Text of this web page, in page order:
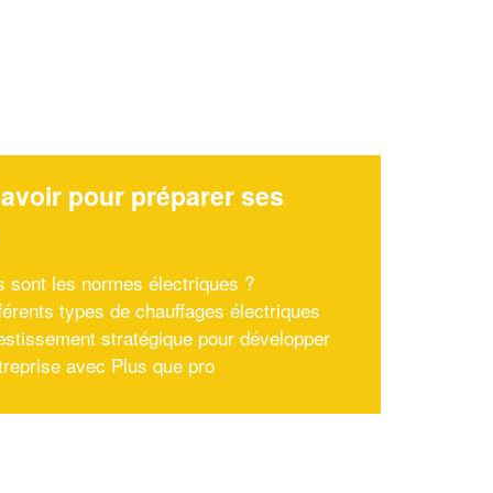
pour préparer ses
sont les normes électriques ?
types de chauffages électriques
stratégique pour développer
avec Plus que pro